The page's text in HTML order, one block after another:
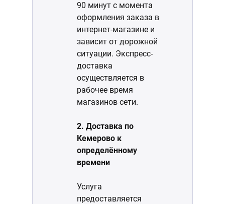
90 минут с момента
оформления заказа в
интернет-магазине и
зависит от дорожной
ситуации. Экспресс-
доставка
осуществляется в
рабочее время
магазинов сети.
2. Доставка по
Кемерово к
определённому
времени
Услуга
предоставляется